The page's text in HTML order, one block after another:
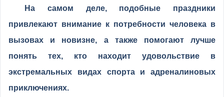
На самом деле, подобные праздники
привлекают внимание к потребности человека в
вызовах и новизне, а также помогают лучше
понять тех, кто находит удовольствие в
экстремальных видах спорта и адреналиновых
приключениях.